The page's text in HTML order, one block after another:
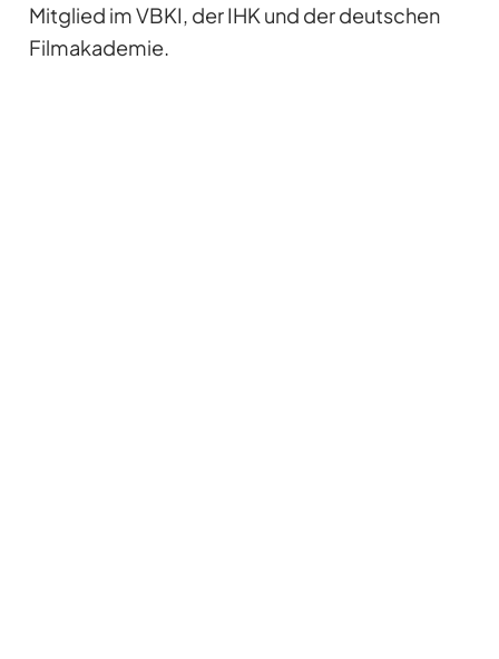
Mitglied im VBKI, der IHK und der deutschen
Filmakademie.